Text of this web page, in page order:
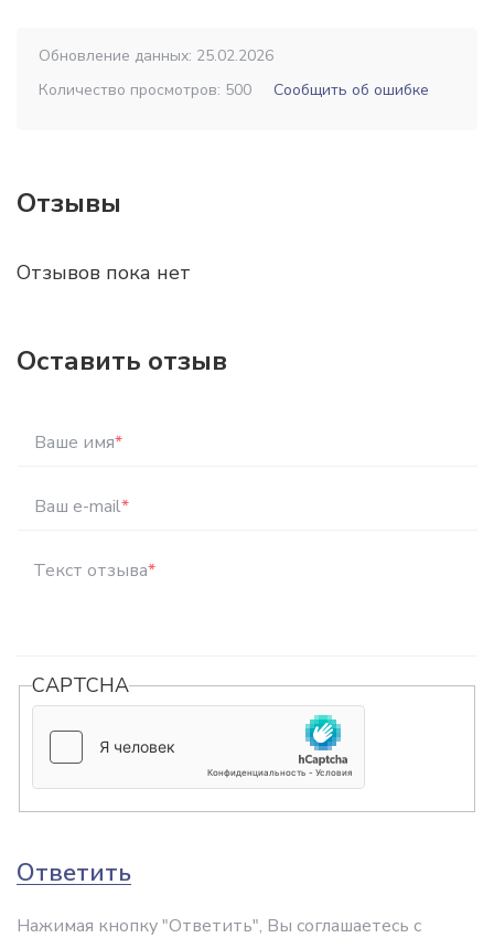
Обновление данных: 25.02.2026
Количество просмотров: 500
Сообщить об ошибке
Отзывы
Отзывов пока нет
Оставить отзыв
Ваше имя*
Ваш e-mail*
Текст отзыва*
CAPTCHA
Ответить
Нажимая кнопку "Ответить", Вы соглашаетесь с